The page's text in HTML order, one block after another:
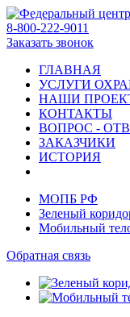
8-800-222-9011
Заказать звонок
ГЛАВНАЯ
УСЛУГИ
НАШИ
КОНТАКТЫ
ВОПРОС -
ЗАКАЗЧИКИ
ИСТОРИЯ
МОПБ РФ
Зеленый
Мобильный
Обратная связь